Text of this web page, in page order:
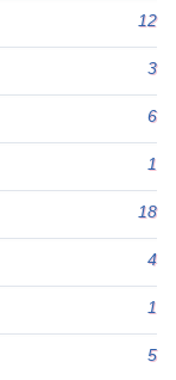
12
3
6
1
18
4
1
5